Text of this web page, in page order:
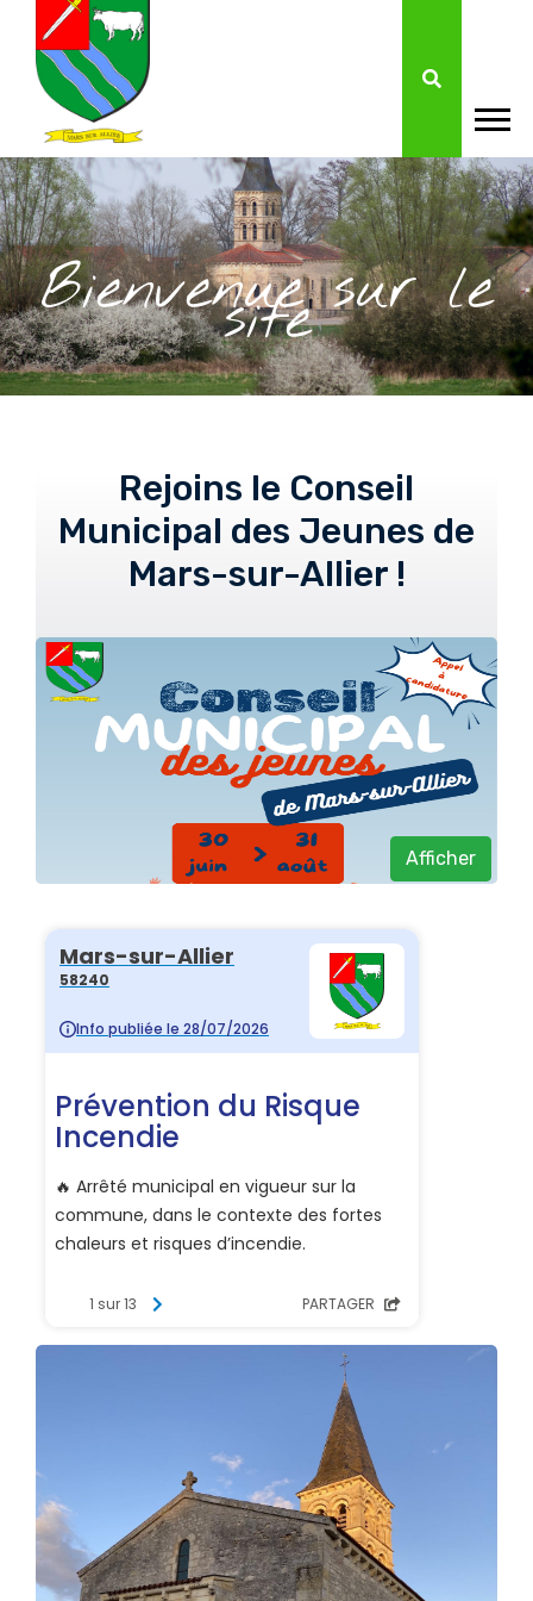
Bienvenue sur le
site
Rejoins le Conseil
Municipal des Jeunes de
Mars-sur-Allier !
Tu as entre12 et 16 ans
Allieret tu souhaites t'investir pour ta commune ?
Le Conseil Municipal des Jeunes (CMJ)
projets concrets et de t'engager pour améliorer la
découvrir le fonctionnement de la vie citoyenne et
de faire entendre ta voix.
Les candidatures sont ouvertes du 30 juin au
Les dossiers sont à retirer en mairie
ou à télécharger via le QR Code présent sur
l'affiche.
Afficher